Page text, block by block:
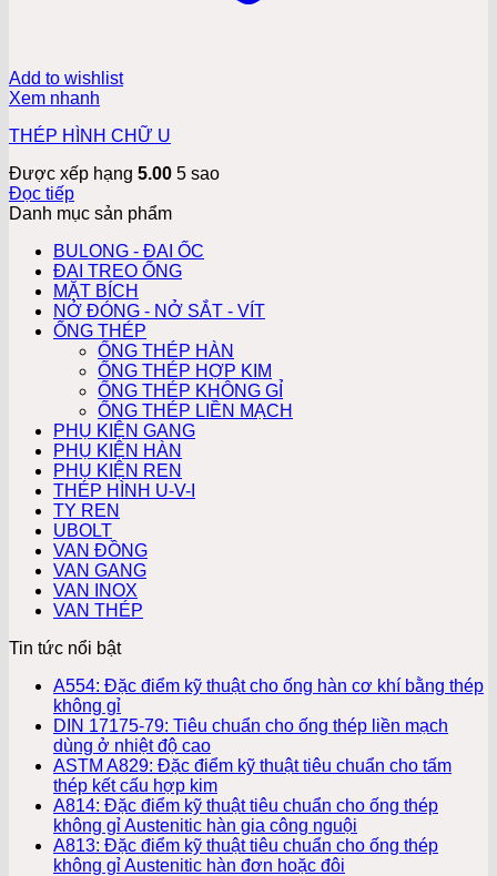
Add to wishlist
Xem nhanh
THÉP HÌNH CHỮ U
Được xếp hạng 5.00 5 sao
Đọc tiếp
Danh mục sản phẩm
BULONG - ĐAI ỐC
ĐAI TREO ỐNG
MẶT BÍCH
NỞ ĐÓNG - NỞ SẮT - VÍT
ỐNG THÉP
ỐNG THÉP HÀN
ỐNG THÉP HỢP KIM
ỐNG THÉP KHÔNG GỈ
ỐNG THÉP LIỀN MẠCH
PHỤ KIỆN GANG
PHỤ KIỆN HÀN
PHỤ KIỆN REN
THÉP HÌNH U-V-I
TY REN
UBOLT
VAN ĐỒNG
VAN GANG
VAN INOX
VAN THÉP
Tin tức nổi bật
A554: Đặc điểm kỹ thuật cho ống hàn cơ khí bằng thép
không gỉ
DIN 17175-79: Tiêu chuẩn cho ống thép liền mạch
dùng ở nhiệt độ cao
ASTM A829: Đặc điểm kỹ thuật tiêu chuẩn cho tấm
thép kết cấu hợp kim
A814: Đặc điểm kỹ thuật tiêu chuẩn cho ống thép
không gỉ Austenitic hàn gia công nguội
A813: Đặc điểm kỹ thuật tiêu chuẩn cho ống thép
không gỉ Austenitic hàn đơn hoặc đôi